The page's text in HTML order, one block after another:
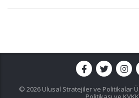
© 2026 Ulusal Stratejiler ve Politikalar